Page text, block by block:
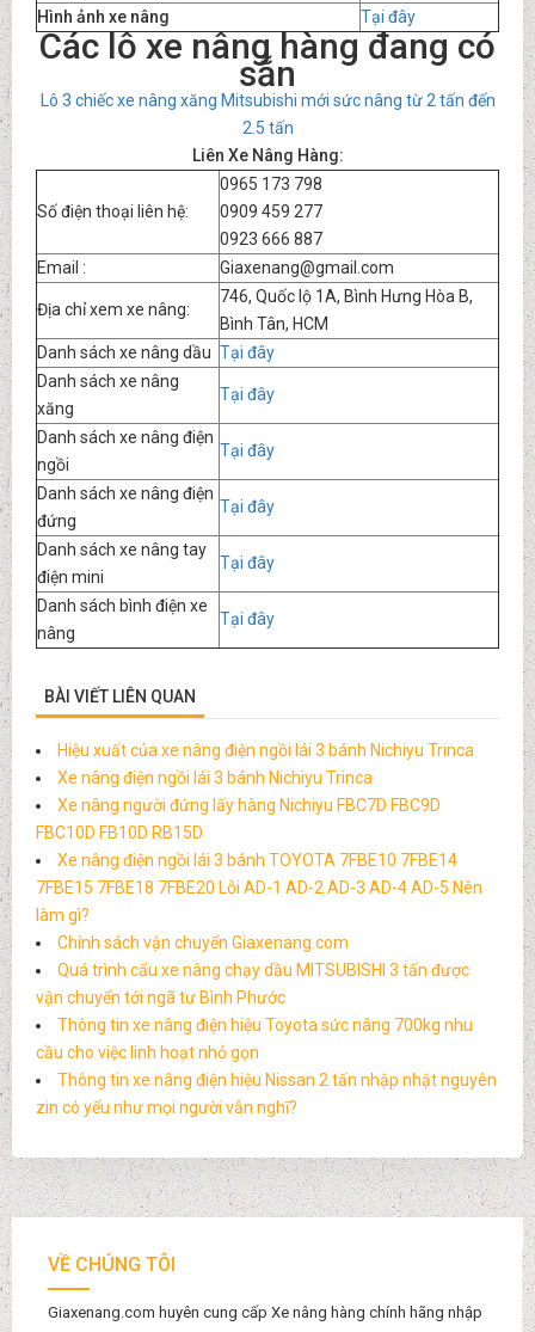
Hình ảnh xe nâng
Tại đây
Các lô xe nâng hàng đang có
sẵn
Lô 3 chiếc xe nâng xăng Mitsubishi mới sức nâng từ 2 tấn đến
2.5 tấn
Liên Xe Nâng Hàng:
Số điện thoại liên hệ:
0965 173 798
0909 459 277
0923 666 887
Email :
Giaxenang@gmail.com
Địa chỉ xem xe nâng:
746, Quốc lộ 1A, Bình Hưng Hòa B,
Bình Tân, HCM
Danh sách xe nâng dầu Tại đây
Danh sách xe nâng
xăng
Tại đây
Danh sách xe nâng điện
ngồi
Tại đây
Danh sách xe nâng điện
đứng
Tại đây
Danh sách xe nâng tay
điện mini
Tại đây
Danh sách bình điện xe
nâng
Tại đây
BÀI VIẾT LIÊN QUAN
Hiệu xuất của xe nâng điện ngồi lái 3 bánh Nichiyu Trinca
Xe nâng điện ngồi lái 3 bánh Nichiyu Trinca
Xe nâng người đứng lấy hàng Nichiyu FBC7D FBC9D
FBC10D FB10D RB15D
Xe nâng điện ngồi lái 3 bánh TOYOTA 7FBE10 7FBE14
7FBE15 7FBE18 7FBE20 Lỗi AD-1 AD-2 AD-3 AD-4 AD-5 Nên
làm gì?
Chính sách vận chuyển Giaxenang.com
Quá trình cẩu xe nâng chạy dầu MITSUBISHI 3 tấn được
vận chuyển tới ngã tư Bình Phước
Thông tin xe nâng điện hiệu Toyota sức nâng 700kg nhu
cầu cho việc linh hoạt nhỏ gọn
Thông tin xe nâng điện hiệu Nissan 2 tấn nhập nhật nguyên
zin có yếu như mọi người vẫn nghĩ?
VỀ CHÚNG TÔI
Giaxenang.com huyên cung cấp Xe nâng hàng chính hãng nhập